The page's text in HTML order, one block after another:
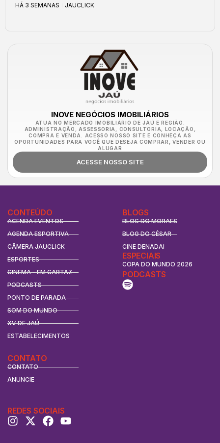
HÁ 3 SEMANAS JAUCLICK
INOVE NEGÓCIOS IMOBILIÁRIOS
ATUA NO MERCADO IMOBILIÁRIO DE JAÚ E REGIÃO.
ADMINISTRAÇÃO, ASSESSORIA, CONSULTORIA, LOCAÇÃO,
COMPRA E VENDA. ACESSO NOSSO SITE E CONHEÇA AS
OPORTUNIDADES PARA VOCÊ QUE DESEJA COMPRAR, VENDER OU
ALUGAR
ACESSE NOSSO SITE
CONTEÚDO
AGENDA EVENTOS
AGENDA ESPORTIVA
CÂMERA JAUCLICK
ESPORTES
CINEMA - EM CARTAZ
PODCASTS
PONTO DE PARADA
SOM DO MUNDO
XV DE JAÚ
ESTABELECIMENTOS
BLOGS
BLOG DO MORAES
BLOG DO CÉSAR
CINE DENADAI
ESPECIAIS
COPA DO MUNDO 2026
CONTATO
CONTATO
ANUNCIE
PODCASTS
REDES SOCIAIS